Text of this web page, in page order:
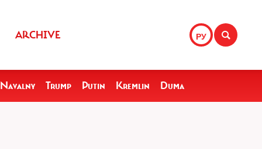
РУ
ARCHIVE
Navalny Trump Putin Kremlin Duma